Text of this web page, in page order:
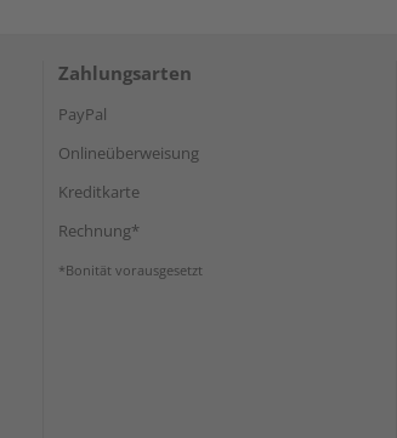
Zahlungsarten
PayPal
Onlineüberweisung
Kreditkarte
Rechnung*
*Bonität vorausgesetzt